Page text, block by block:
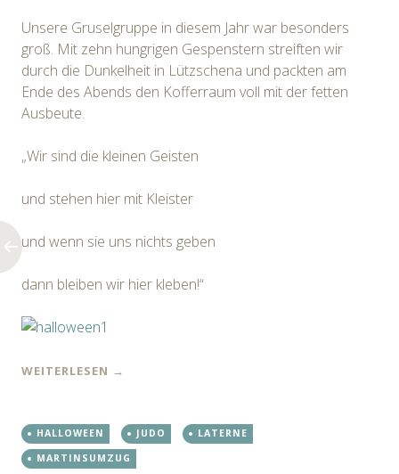
Unsere Gruselgruppe in diesem Jahr war besonders
groß. Mit zehn hungrigen Gespenstern streiften wir
durch die Dunkelheit in Lützschena und packten am
Ende des Abends den Kofferraum voll mit der fetten
Ausbeute.
„Wir sind die kleinen Geisten
und stehen hier mit Kleister
und wenn sie uns nichts geben
dann bleiben wir hier kleben!“
WEITERLESEN →
HALLOWEEN JUDO
LATERNE
MARTINSUMZUG